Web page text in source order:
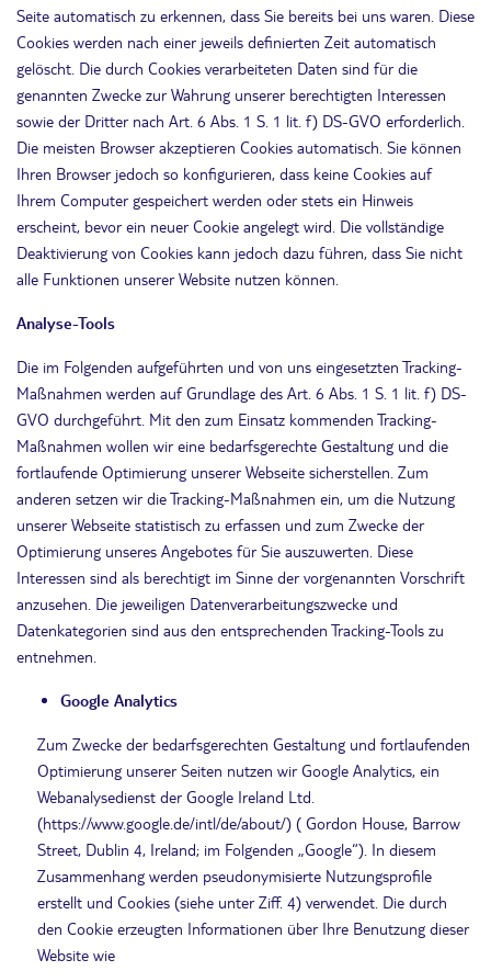
Seite automatisch zu erkennen, dass Sie bereits bei uns waren. Diese
Cookies werden nach einer jeweils definierten Zeit automatisch
gelöscht. Die durch Cookies verarbeiteten Daten sind für die
genannten Zwecke zur Wahrung unserer berechtigten Interessen
sowie der Dritter nach Art. 6 Abs. 1 S. 1 lit. f) DS-GVO erforderlich.
Die meisten Browser akzeptieren Cookies automatisch. Sie können
Ihren Browser jedoch so konfigurieren, dass keine Cookies auf
Ihrem Computer gespeichert werden oder stets ein Hinweis
erscheint, bevor ein neuer Cookie angelegt wird. Die vollständige
Deaktivierung von Cookies kann jedoch dazu führen, dass Sie nicht
alle Funktionen unserer Website nutzen können.
Analyse-Tools
Die im Folgenden aufgeführten und von uns eingesetzten Tracking-
Maßnahmen werden auf Grundlage des Art. 6 Abs. 1 S. 1 lit. f) DS-
GVO durchgeführt. Mit den zum Einsatz kommenden Tracking-
Maßnahmen wollen wir eine bedarfsgerechte Gestaltung und die
fortlaufende Optimierung unserer Webseite sicherstellen. Zum
anderen setzen wir die Tracking-Maßnahmen ein, um die Nutzung
unserer Webseite statistisch zu erfassen und zum Zwecke der
Optimierung unseres Angebotes für Sie auszuwerten. Diese
Interessen sind als berechtigt im Sinne der vorgenannten Vorschrift
anzusehen. Die jeweiligen Datenverarbeitungszwecke und
Datenkategorien sind aus den entsprechenden Tracking-Tools zu
entnehmen.
Google Analytics
Zum Zwecke der bedarfsgerechten Gestaltung und fortlaufenden
Optimierung unserer Seiten nutzen wir Google Analytics, ein
Webanalysedienst der Google Ireland Ltd.
(https://www.google.de/intl/de/about/) ( Gordon House, Barrow
Street, Dublin 4, Ireland; im Folgenden „Google“). In diesem
Zusammenhang werden pseudonymisierte Nutzungsprofile
erstellt und Cookies (siehe unter Ziff. 4) verwendet. Die durch
den Cookie erzeugten Informationen über Ihre Benutzung dieser
Website wie